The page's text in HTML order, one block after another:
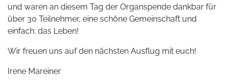
und waren an diesem Tag der Organspende dankbar für
über 30 Teilnehmer, eine schöne Gemeinschaft und
einfach: das Leben!
Wir freuen uns auf den nächsten Ausflug mit euch!
Irene Mareiner